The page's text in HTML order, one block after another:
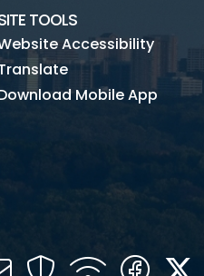
TOOLS
Accessibility
Mobile App
Mail SecurityWIFI